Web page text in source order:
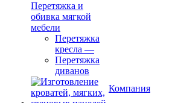
Перетяжка и
обивка мягкой
мебели
Перетяжка
кресла —
Перетяжка
диванов
Компания